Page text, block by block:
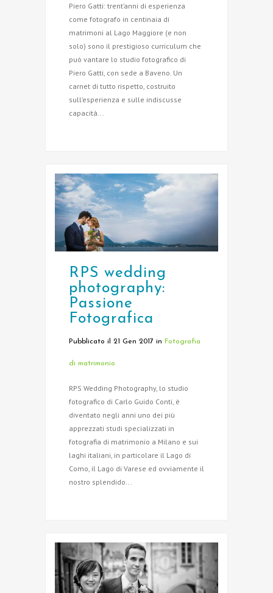
Piero Gatti: trent’anni di esperienza
come fotografo in centinaia di
matrimoni al Lago Maggiore (e non
solo) sono il prestigioso curriculum che
può vantare lo studio fotografico di
Piero Gatti, con sede a Baveno. Un
carnet di tutto rispetto, costruito
sull’esperienza e sulle indiscusse
capacità...
RPS wedding
photography:
Passione
Fotografica
Pubblicato il 21 Gen 2017 in Fotografia
di matrimonio
RPS Wedding Photography, lo studio
fotografico di Carlo Guido Conti, è
diventato negli anni uno dei più
apprezzati studi specializzati in
fotografia di matrimonio a Milano e sui
laghi italiani, in particolare il Lago di
Como, il Lago di Varese ed ovviamente il
nostro splendido...